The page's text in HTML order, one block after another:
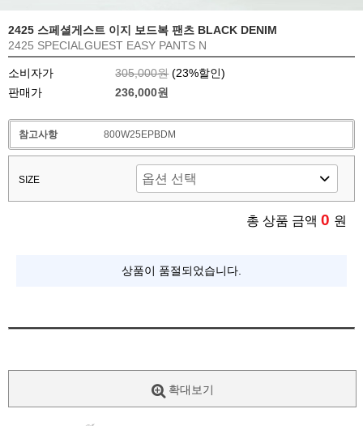
2425 스페셜게스트 이지 보드복 팬츠 BLACK DENIM
2425 SPECIALGUEST EASY PANTS N
소비자가 305,000원 (23%할인)
판매가
236,000원
참고사항 800W25EPBDM
SIZE
총 상품 금액 0 원
상품이 품절되었습니다.
확대보기